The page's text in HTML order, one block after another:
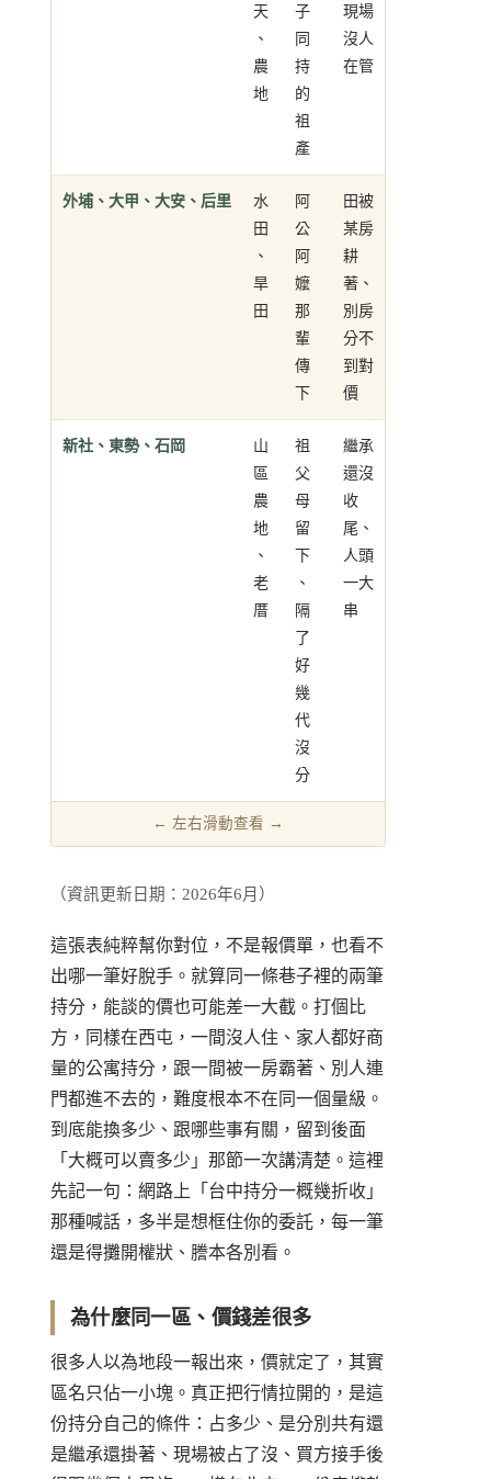
天
、
農
地
子
同
持
的
祖
產
現場
沒人
在管
外埔、大甲、大安、后里
水
田
、
旱
田
阿
公
阿
嬤
那
輩
傳
下
田被
某房
耕
著、
別房
分不
到對
價
新社、東勢、石岡
山
區
農
地
、
老
厝
祖
父
母
留
下
、
隔
了
好
幾
代
沒
分
繼承
還沒
收
尾、
人頭
一大
串
（資訊更新日期：2026年6月）
這張表純粹幫你對位，不是報價單，也看不
出哪一筆好脫手。就算同一條巷子裡的兩筆
持分，能談的價也可能差一大截。打個比
方，同樣在西屯，一間沒人住、家人都好商
量的公寓持分，跟一間被一房霸著、別人連
門都進不去的，難度根本不在同一個量級。
到底能換多少、跟哪些事有關，留到後面
「大概可以賣多少」那節一次講清楚。這裡
先記一句：網路上「台中持分一概幾折收」
那種喊話，多半是想框住你的委託，每一筆
還是得攤開權狀、謄本各別看。
為什麼同一區、價錢差很多
很多人以為地段一報出來，價就定了，其實
區名只佔一小塊。真正把行情拉開的，是這
份持分自己的條件：占多少、是分別共有還
是繼承還掛著、現場被占了沒、買方接手後